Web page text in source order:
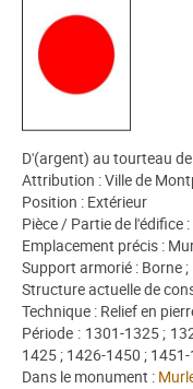
D'(argent) au tourteau
Attribution : Ville de
Position : Extérieur
Pièce / Partie de l'édifice
Emplacement précis :
Support armorié : Borne
Structure actuelle de
Technique : Relief en
Période : 1301-1325 ;
1425 ; 1426-1450 ;
Dans le monument :